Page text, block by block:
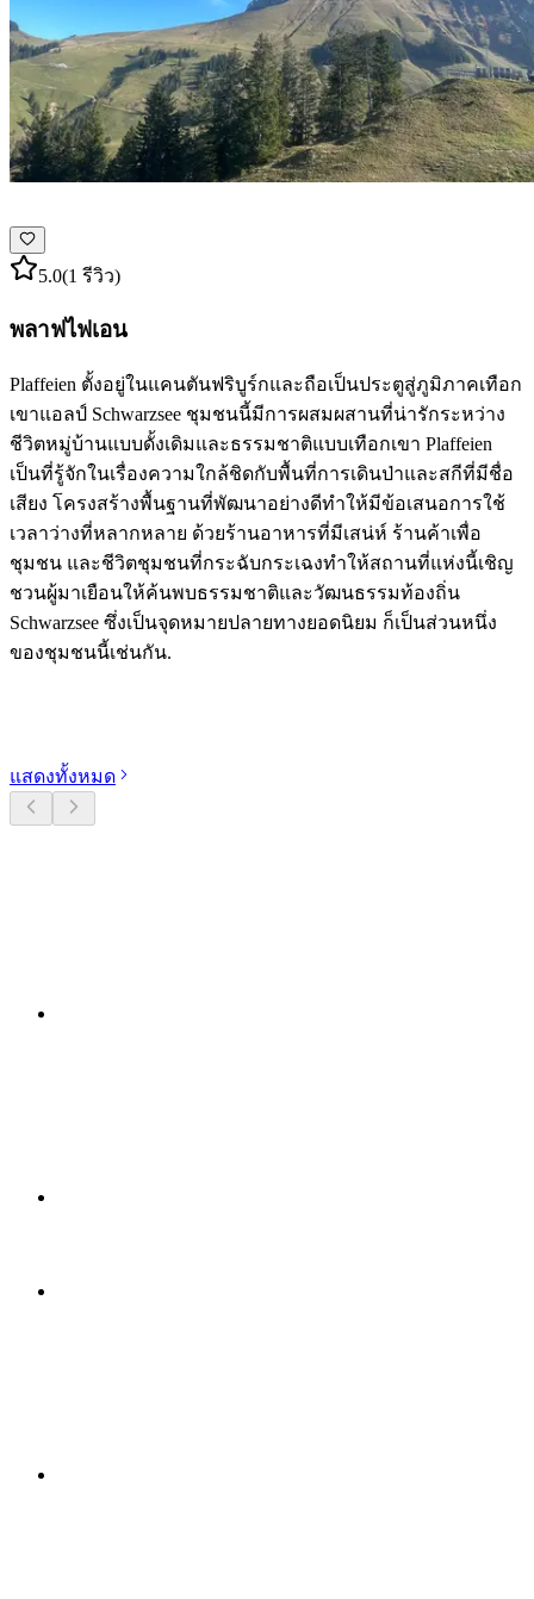
5.0(1 รีวิว)
พลาฟไฟเอน
Plaffeien ตั้งอยู่ในแคนตันฟริบูร์กและถือเป็นประตูสู่ภูมิภาคเทือก
เขาแอลป์ Schwarzsee ชุมชนนี้มีการผสมผสานที่น่ารักระหว่าง
ชีวิตหมู่บ้านแบบดั้งเดิมและธรรมชาติแบบเทือกเขา Plaffeien
เป็นที่รู้จักในเรื่องความใกล้ชิดกับพื้นที่การเดินป่าและสกีที่มีชื่อ
เสียง โครงสร้างพื้นฐานที่พัฒนาอย่างดีทำให้มีข้อเสนอการใช้
เวลาว่างที่หลากหลาย ด้วยร้านอาหารที่มีเสน่ห์ ร้านค้าเพื่อ
ชุมชน และชีวิตชุมชนที่กระฉับกระเฉงทำให้สถานที่แห่งนี้เชิญ
ชวนผู้มาเยือนให้ค้นพบธรรมชาติและวัฒนธรรมท้องถิ่น
Schwarzsee ซึ่งเป็นจุดหมายปลายทางยอดนิยม ก็เป็นส่วนหนึ่ง
ของชุมชนนี้เช่นกัน.
แสดงทั้งหมด